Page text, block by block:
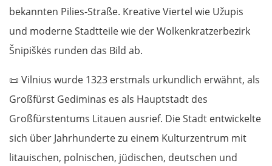
bekannten Pilies-Straße. Kreative Viertel wie Užupis
und moderne Stadtteile wie der Wolkenkratzerbezirk
Šnipiškės runden das Bild ab.
📜 Vilnius wurde 1323 erstmals urkundlich erwähnt, als
Großfürst Gediminas es als Hauptstadt des
Großfürstentums Litauen ausrief. Die Stadt entwickelte
sich über Jahrhunderte zu einem Kulturzentrum mit
litauischen, polnischen, jüdischen, deutschen und